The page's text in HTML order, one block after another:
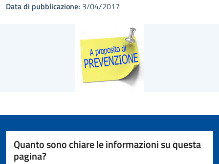
Data di pubblicazione: 3/04/2017
Quanto sono chiare le informazioni su questa
pagina?